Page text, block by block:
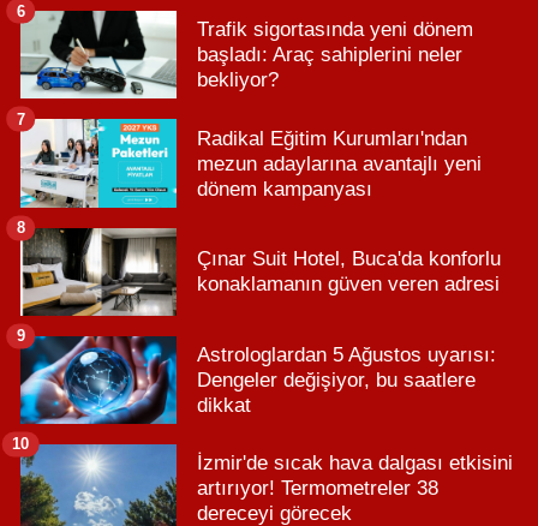
Trafik sigortasında yeni dönem
başladı: Araç sahiplerini neler
bekliyor?
6
Radikal Eğitim Kurumları'ndan
mezun adaylarına avantajlı yeni
dönem kampanyası
7
Çınar Suit Hotel, Buca'da konforlu
konaklamanın güven veren adresi
8
Astrologlardan 5 Ağustos uyarısı:
Dengeler değişiyor, bu saatlere
dikkat
9
İzmir'de sıcak hava dalgası etkisini
artırıyor! Termometreler 38
dereceyi görecek
10